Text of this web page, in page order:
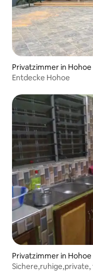
Privatzimmer in Hohoe
Entdecke Hohoe
Privatzimmer in Hohoe